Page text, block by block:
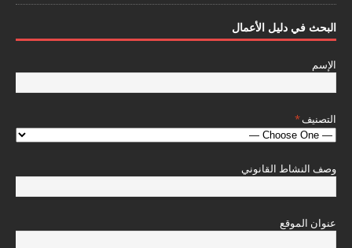
البحث في دليل الأعمال
الإسم
التصنيف*
وصف النشاط القانوني
عنوان الموقع